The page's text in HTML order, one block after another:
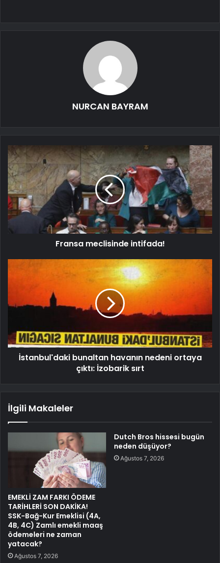
NURCAN BAYRAM
Fransa meclisinde intifada!
İstanbul'daki bunaltan havanın nedeni ortaya
çıktı: İzobarik sırt
İlgili Makaleler
EMEKLİ ZAM FARKI ÖDEME
TARİHLERİ SON DAKİKA!
SSK-Bağ-Kur Emeklisi (4A,
4B, 4C) Zamlı emekli maaş
ödemeleri ne zaman
yatacak?
Ağustos 7, 2026
Dutch Bros hissesi bugün
neden düşüyor?
Ağustos 7, 2026